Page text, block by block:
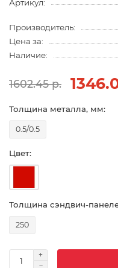
Артикул:
Производитель:
Цена за:
Наличие:
1602.45 р.
Толщина металла, мм:
0.5/0.5
Цвет:
Толщина сэндвич-
250